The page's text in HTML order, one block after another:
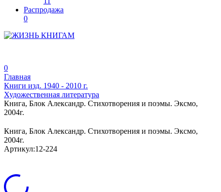
Распродажа
0
0
Главная
Книги изд. 1940 - 2010 г.
Художественная литература
Книга, Блок Александр. Стихотворения и поэмы. Эксмо,
2004г.
Книга, Блок Александр. Стихотворения и поэмы. Эксмо,
2004г.
Артикул:12-224